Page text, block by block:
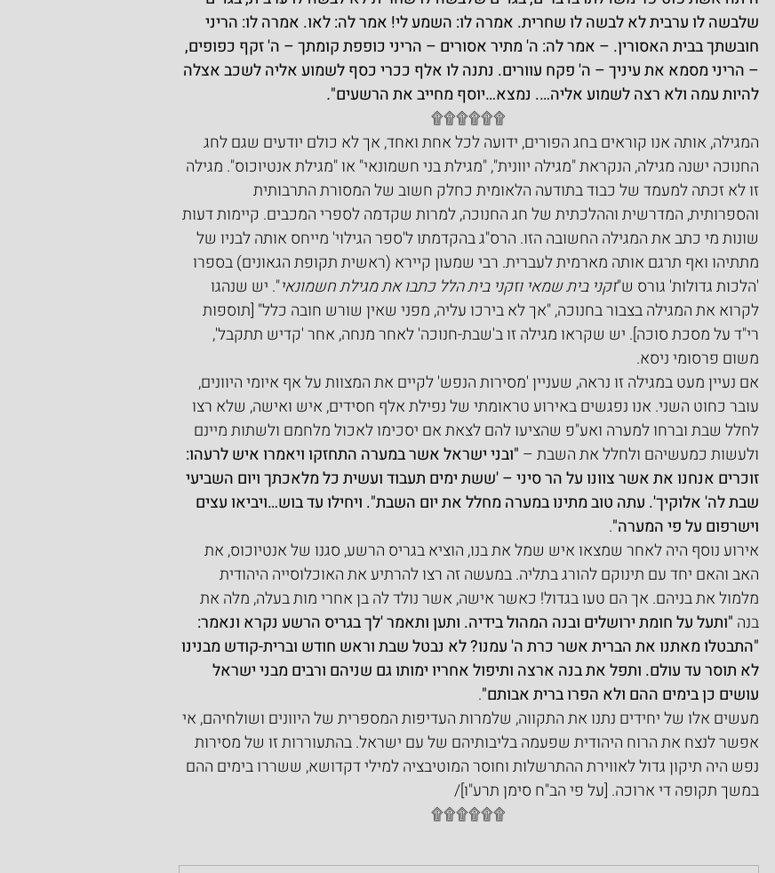
שלבשה לו ערבית לא לבשה לו שחרית. אמרה לו: השמע לי! אמר לה: לאו. אמרה לו: הריני
חובשתך בבית האסורין. – אמר לה: ה' מתיר אסורים – הריני כופפת קומתך – ה' זקף כפופים,
– הריני מסמא את עיניך – ה' פקח עוורים. נתנה לו אלף ככרי כסף לשמוע אליה לשכב אצלה
להיות עמה ולא רצה לשמוע אליה…. נמצא…יוסף מחייב את הרשעים".
۩۩۩۩۩۩
המגילה, אותה אנו קוראים בחג הפורים, ידועה לכל אחת ואחד, אך לא כולם יודעים שגם לחג
החנוכה ישנה מגילה, הנקראת "מגילה יוונית", "מגילת בני חשמונאי" או "מגילת אנטיוכוס". מגילה
זו לא זכתה למעמד של כבוד בתודעה הלאומית כחלק חשוב של המסורת התרבותית
והספרותית, המדרשית וההלכתית של חג החנוכה, למרות שקדמה לספרי המכבים. קיימות דעות
שונות מי כתב את המגילה החשובה הזו. הרס"ג בהקדמתו ל'ספר הגילוי' מייחס אותה לבניו של
מתתיהו ואף תרגם אותה מארמית לעברית. רבי שמעון קיירא (ראשית תקופת הגאונים) בספרו
'הלכות גדולות' גורס ש"זקני בית שמאי וזקני בית הלל כתבו את מגילת חשמונאי". יש שנהגו
לקרוא את המגילה בצבור בחנוכה, "אך לא בירכו עליה, מפני שאין שורש חובה כלל" [תוספות
רי"ד על מסכת סוכה]. יש שקראו מגילה זו ב'שבת-חנוכה' לאחר מנחה, אחר 'קדיש תתקבל',
משום פרסומי ניסא.
אם נעיין מעט במגילה זו נראה, שעניין 'מסירות הנפש' לקיים את המצוות על אף איומי היוונים,
עובר כחוט השני. אנו נפגשים באירוע טראומתי של נפילת אלף חסידים, איש ואישה, שלא רצו
לחלל שבת וברחו למערה ואע"פ שהציעו להם לצאת אם יסכימו לאכול מלחמם ולשתות מיינם
ולעשות כמעשיהם ולחלל את השבת – "ובני ישראל אשר במערה התחזקו ויאמרו איש לרעהו:
זוכרים אנחנו את אשר צוונו על הר סיני – 'ששת ימים תעבוד ועשית כל מלאכתך ויום השביעי
שבת לה' אלוקיך'. עתה טוב מתינו במערה מחלל את יום השבת". ויחילו עד בוש…ויביאו עצים
וישרפום על פי המערה".
אירוע נוסף היה לאחר שמצאו איש שמל את בנו, הוציא בגריס הרשע, סגנו של אנטיוכוס, את
האב והאם יחד עם תינוקם להורג בתליה. במעשה זה רצו להרתיע את האוכלוסייה היהודית
מלמול את בניהם. אך הם טעו בגדול! כאשר אישה, אשר נולד לה בן אחרי מות בעלה, מלה את
בנה "ותעל על חומת ירושלים ובנה המהול בידיה. ותען ותאמר 'לך בגריס הרשע נקרא ונאמר:
"התבטלו מאתנו את הברית אשר כרת ה' עמנו? לא נבטל שבת וראש חודש וברית-קודש מבנינו
לא תוסר עד עולם. ותפל את בנה ארצה ותיפול אחריו ימותו גם שניהם ורבים מבני ישראל
עושים כן בימים ההם ולא הפרו ברית אבותם".
מעשים אלו של יחידים נתנו את התקווה, שלמרות העדיפות המספרית של היוונים ושולחיהם, אי
אפשר לנצח את הרוח היהודית שפעמה בליבותיהם של עם ישראל. בהתעוררות זו של מסירות
נפש היה תיקון גדול לאווירת ההתרשלות וחוסר המוטיבציה למילי דקדושא, ששררו בימים ההם
במשך תקופה די ארוכה. [על פי הב"ח סימן תרע"ו]/
۩۩۩۩۩۩